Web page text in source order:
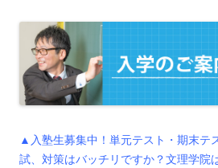
▲入塾生募集中！単元テスト・期末テ
試、対策はバッチリですか？文理学院